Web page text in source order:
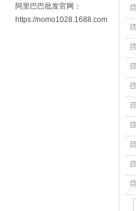
阿里巴巴批发官网：
https://nomo1028.1688.com